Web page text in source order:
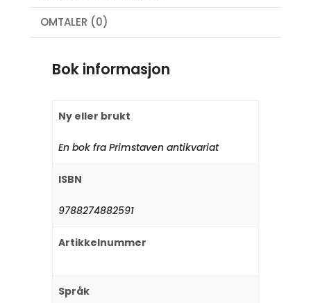
OMTALER (0)
Bok informasjon
Ny eller brukt
En bok fra Primstaven antikvariat
ISBN
9788274882591
Artikkelnummer
Språk